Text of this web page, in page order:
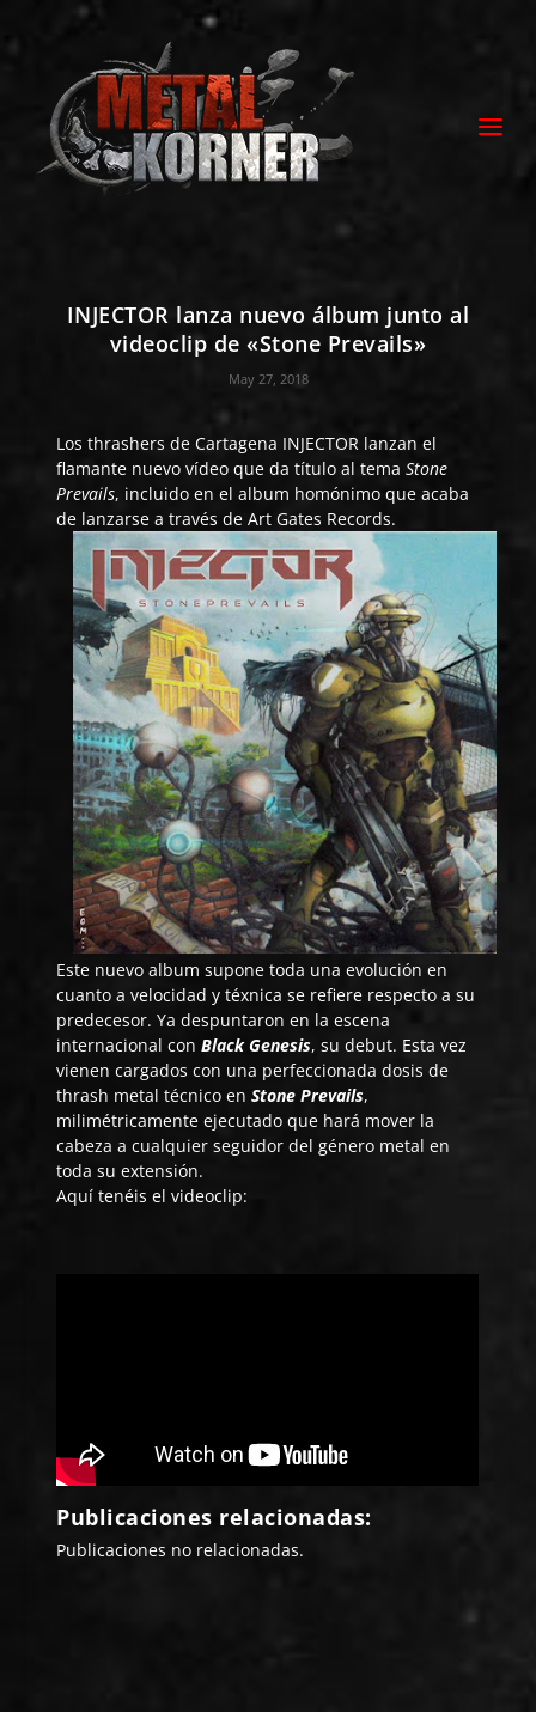
INJECTOR lanza nuevo álbum junto al
videoclip de «Stone Prevails»
May 27, 2018
Los thrashers de Cartagena INJECTOR lanzan el
flamante nuevo vídeo que da título al temaStone
Prevails, incluido en el album homónimo que acaba
de lanzarse a través de Art Gates Records.
Este nuevo album supone toda una evolución en
cuanto a velocidad y téxnica se refiere respecto a su
predecesor. Ya despuntaron en la escena
internacional conBlack Genesis, su debut. Esta vez
vienen cargados con una perfeccionada dosis de
thrash metal técnico enStone Prevails,
milimétricamente ejecutado que hará mover la
cabeza a cualquier seguidor del género metal en
toda su extensión.
Aquí tenéis el videoclip:
Publicaciones relacionadas:
Publicaciones no relacionadas.